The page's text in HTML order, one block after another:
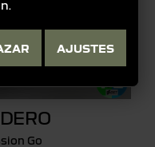
Go
AJUSTES